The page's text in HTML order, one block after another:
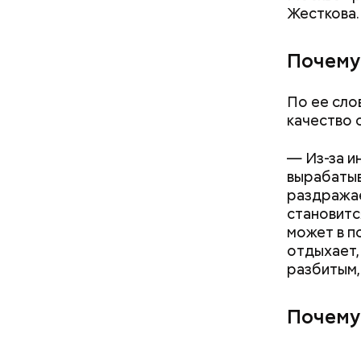
Жесткова.
По ее
качество
— Из-за
может в
День
кроется
другими
долголетия и омоложения: